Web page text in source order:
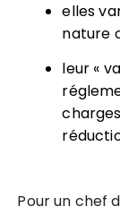
elles
nature
leur «
Pour un chef